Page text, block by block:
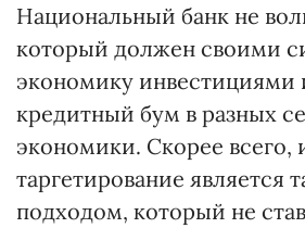
Национальный банк не
который должен своими
экономику инвестициями
кредитный бум в разных
экономики. Скорее
таргетирование является
подходом, который не